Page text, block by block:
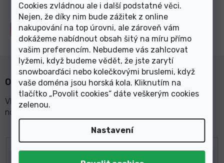
Cookies zvládnou ale i další podstatné věci.
Nejen, že díky nim bude zážitek z online
nakupování na top úrovni, ale zároveň vám
dokážeme nabídnout obsah šitý na míru přímo
vašim preferencím. Nebudeme vás zahlcovat
lyžemi, když budeme vědět, že jste zarytí
snowboarďáci nebo kolečkovými bruslemi, když
vaše doména jsou horská kola. Kliknutím na
tlačítko „Povolit cookies“ dáte veškerým cookies
zelenou.
Nastavení
Sledujte nás na Instagramu
Odebírat newsletter
Vložte svůj e-mail a my vám budeme zasílat informace o
nových produktech na našem e-shopu.
E-mail